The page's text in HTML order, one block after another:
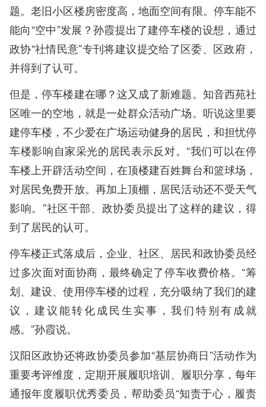
题。老旧小区楼房密度高，地面空间有限。停车能不
能向“空中”发展？孙霞提出了建停车楼的设想，通过
政协“社情民意”专刊将建议提交给了区委、区政府，
并得到了认可。
但是，停车楼建在哪？这又成了新难题。知音西苑社
区唯一的空地，就是一处群众活动广场。听说这里要
建停车楼，不少爱在广场运动健身的居民，和担忧停
车楼影响自家采光的居民表示反对。“我们可以在停
车楼上开辟活动空间，在顶楼建百姓舞台和篮球场，
对居民免费开放。再加上顶棚，居民活动还不受天气
影响。”社区干部、政协委员提出了这样的建议，得
到了居民的认可。
停车楼正式落成后，企业、社区、居民和政协委员经
过多次面对面协商，最终确定了停车收费价格。“筹
划、建设、使用停车楼的过程，充分吸纳了我们的建
议，建议能转化成民生实事，我们特别有成就
感。”孙霞说。
汉阳区政协还将政协委员参加“基层协商日”活动作为
重要考评维度，定期开展履职培训、履职分享，每年
通报年度履职优秀委员，帮助委员“知责于心，履责